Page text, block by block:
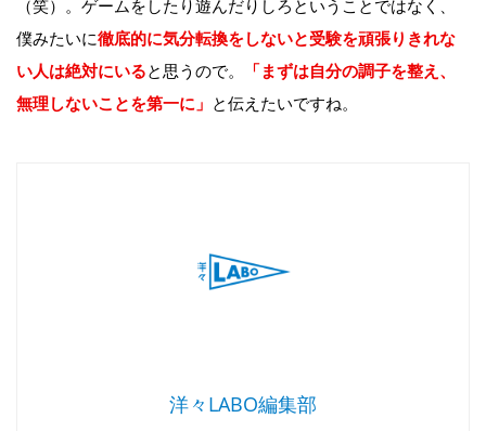
（笑）。ゲームをしたり遊んだりしろということではなく、
僕みたいに徹底的に気分転換をしないと受験を頑張りきれな
い人は絶対にいると思うので。
「まずは自分の調子を整え、
無理しないことを第一に」 と伝えたいですね。
洋々LABO編集部